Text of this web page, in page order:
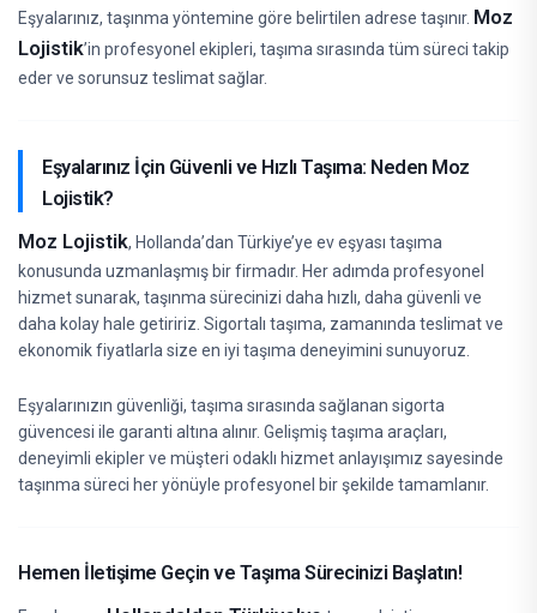
Eşyalarınız, taşınma yöntemine göre belirtilen adrese taşınır. Moz
Lojistik’in profesyonel ekipleri, taşıma sırasında tüm süreci takip
eder ve sorunsuz teslimat sağlar.
Eşyalarınız İçin Güvenli ve Hızlı Taşıma: Neden Moz
Lojistik?
Moz Lojistik, Hollanda’dan Türkiye’ye ev eşyası taşıma
konusunda uzmanlaşmış bir firmadır. Her adımda profesyonel
hizmet sunarak, taşınma sürecinizi daha hızlı, daha güvenli ve
daha kolay hale getiririz. Sigortalı taşıma, zamanında teslimat ve
ekonomik fiyatlarla size en iyi taşıma deneyimini sunuyoruz.
Eşyalarınızın güvenliği, taşıma sırasında sağlanan sigorta
güvencesi ile garanti altına alınır. Gelişmiş taşıma araçları,
deneyimli ekipler ve müşteri odaklı hizmet anlayışımız sayesinde
taşınma süreci her yönüyle profesyonel bir şekilde tamamlanır.
Hemen İletişime Geçin ve Taşıma Sürecinizi Başlatın!